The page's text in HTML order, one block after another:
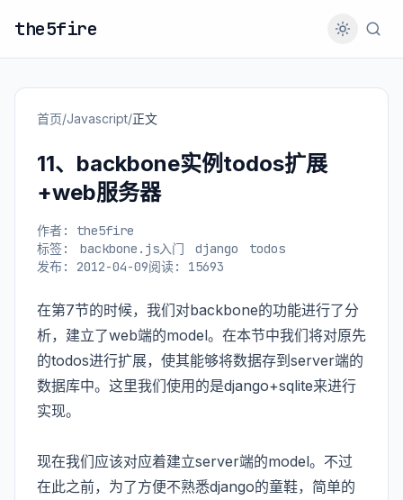
the5fire
首页/Javascript/正文
11、backbone实例todos扩展
+web服务器
作者: the5fire
标签:
backbone.js入门 django
todos
发布: 2012-04-09阅读: 15693
在第7节的时候，我们对backbone的功能进行了分
析，建立了web端的model。在本节中我们将对原先
的todos进行扩展，使其能够将数据存到server端的
数据库中。这里我们使用的是django+sqlite来进行
实现。
现在我们应该对应着建立server端的model。不过
在此之前，为了方便不熟悉django的童鞋，简单的